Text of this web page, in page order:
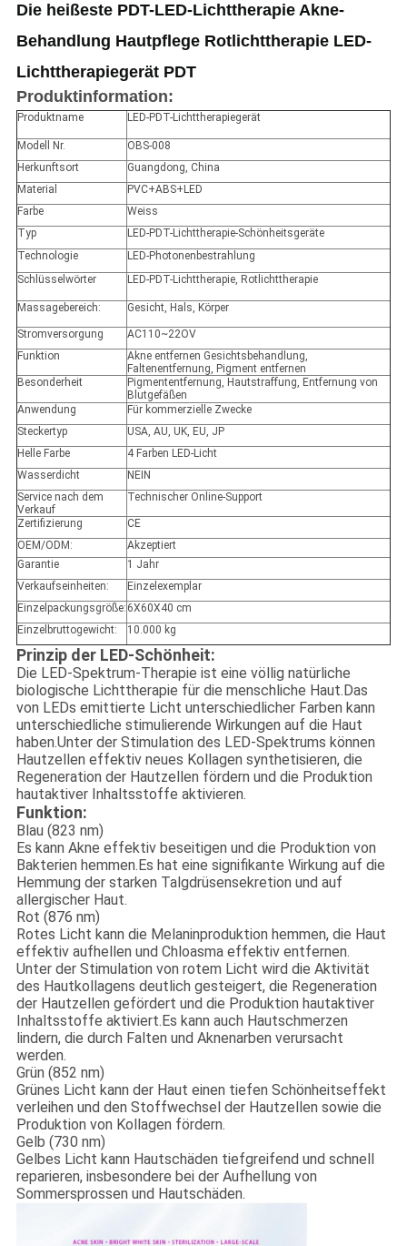
Die heißeste PDT-LED-Lichttherapie Akne-
Behandlung Hautpflege Rotlichttherapie LED-
Lichttherapiegerät PDT
Produktinformation:
Produktname LED-PDT-Lichttherapiegerät
Modell Nr.
OBS-008
Herkunftsort
Guangdong, China
Material
PVC+ABS+LED
Farbe
Weiss
Typ
LED-PDT-Lichttherapie-Schönheitsgeräte
Technologie
LED-Photonenbestrahlung
Schlüsselwörter
LED-PDT-Lichttherapie, Rotlichttherapie
Massagebereich: Gesicht, Hals, Körper
Stromversorgung
AC110~22OV
Funktion
Akne entfernen Gesichtsbehandlung,
Faltenentfernung, Pigment entfernen
Besonderheit
Pigmententfernung, Hautstraffung, Entfernung von
Blutgefäßen
Anwendung
Für kommerzielle Zwecke
Steckertyp
USA, AU, UK, EU, JP
Helle Farbe
4 Farben LED-Licht
Wasserdicht
NEIN
Service nach dem
Verkauf
Technischer Online-Support
Zertifizierung
CE
OEM/ODM:
Akzeptiert
Garantie
1 Jahr
Verkaufseinheiten:
Einzelexemplar
Einzelpackungsgröße: 6X60X40 cm
Einzelbruttogewicht:
10.000 kg
Prinzip der LED-Schönheit:
Die LED-Spektrum-Therapie ist eine völlig natürliche
biologische Lichttherapie für die menschliche Haut.Das
von LEDs emittierte Licht unterschiedlicher Farben kann
unterschiedliche stimulierende Wirkungen auf die Haut
haben.Unter der Stimulation des LED-Spektrums können
Hautzellen effektiv neues Kollagen synthetisieren, die
Regeneration der Hautzellen fördern und die Produktion
hautaktiver Inhaltsstoffe aktivieren.
Funktion:
Blau (823 nm)
Es kann Akne effektiv beseitigen und die Produktion von
Bakterien hemmen.Es hat eine signifikante Wirkung auf die
Hemmung der starken Talgdrüsensekretion und auf
allergischer Haut.
Rot (876 nm)
Rotes Licht kann die Melaninproduktion hemmen, die Haut
effektiv aufhellen und Chloasma effektiv entfernen.
Unter der Stimulation von rotem Licht wird die Aktivität
des Hautkollagens deutlich gesteigert, die Regeneration
der Hautzellen gefördert und die Produktion hautaktiver
Inhaltsstoffe aktiviert.Es kann auch Hautschmerzen
lindern, die durch Falten und Aknenarben verursacht
werden.
Grün (852 nm)
Grünes Licht kann der Haut einen tiefen Schönheitseffekt
verleihen und den Stoffwechsel der Hautzellen sowie die
Produktion von Kollagen fördern.
Gelb (730 nm)
Gelbes Licht kann Hautschäden tiefgreifend und schnell
reparieren, insbesondere bei der Aufhellung von
Sommersprossen und Hautschäden.